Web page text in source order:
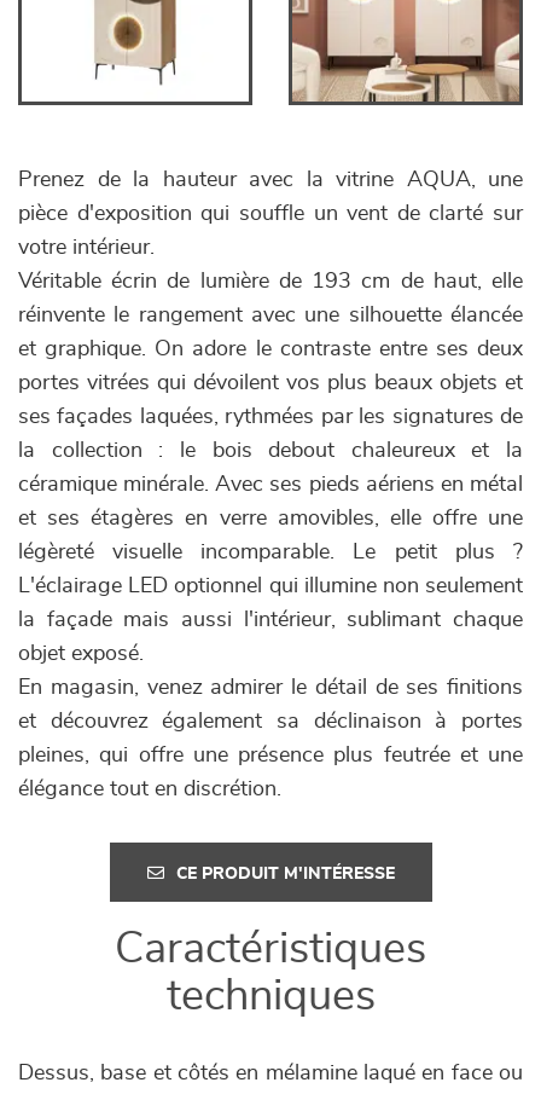
Prenez de la hauteur avec la vitrine AQUA, une
pièce d'exposition qui souffle un vent de clarté sur
votre intérieur.
Véritable écrin de lumière de 193 cm de haut, elle
réinvente le rangement avec une silhouette élancée
et graphique. On adore le contraste entre ses deux
portes vitrées qui dévoilent vos plus beaux objets et
ses façades laquées, rythmées par les signatures de
la collection : le bois debout chaleureux et la
céramique minérale. Avec ses pieds aériens en métal
et ses étagères en verre amovibles, elle offre une
légèreté visuelle incomparable. Le petit plus ?
L'éclairage LED optionnel qui illumine non seulement
la façade mais aussi l'intérieur, sublimant chaque
objet exposé.
En magasin, venez admirer le détail de ses finitions
et découvrez également sa déclinaison à portes
pleines, qui offre une présence plus feutrée et une
élégance tout en discrétion.
CE PRODUIT M'INTÉRESSE
Caractéristiques
techniques
Dessus, base et côtés en mélamine laqué en face ou